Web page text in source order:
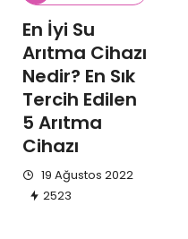
En İyi Su
Arıtma Cihazı
Nedir? En Sık
Tercih Edilen
5 Arıtma
Cihazı
19 Ağustos 2022
2523